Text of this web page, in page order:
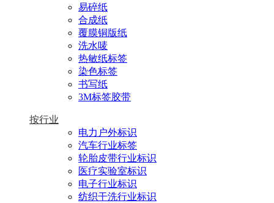
易碎纸
合成纸
覆膜铜版纸
洗水唛
热敏纸标签
染色标签
书写纸
3M标签胶带
按行业
电力户外标识
汽车行业标签
轮胎皮带行业标识
医疗实验室标识
电子行业标识
纺织干洗行业标识